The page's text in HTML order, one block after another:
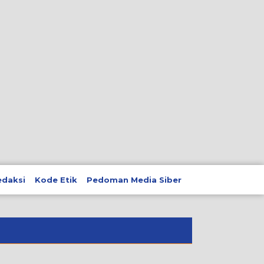
Kode Etik Pedoman Media Siber